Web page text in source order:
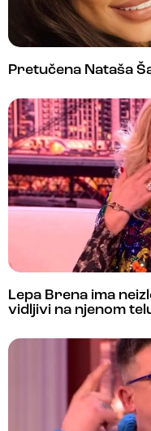
Pretučena Nataša
Lepa Brena ima
vidljivi na njenom